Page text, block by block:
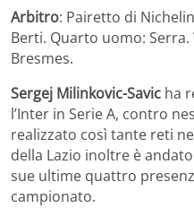
Arbitro: Pairetto di
Berti. Quarto uomo: Serra.
Bresmes.
Sergej Milinkovic-Savic ha
l’Inter in Serie A, contro
realizzato così tante reti
della Lazio inoltre è
sue ultime quattro
campionato.